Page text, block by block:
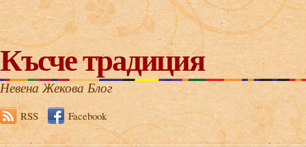
Късче традиция
Невена Жекова Блог
RSS Facebook